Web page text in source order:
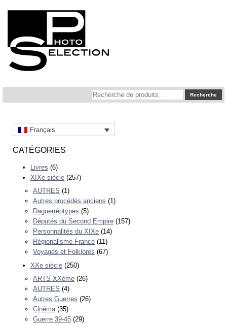
Recherche
pour :
Recherche
Français
CATÉGORIES
Livres (6)
XIXe siècle (257)
AUTRES (1)
Autres procédés anciens (1)
Daguerréotypes (5)
Députés du Second Empire (157)
Personnalités du XIXe (14)
Régionalisme France (11)
Voyages et Folklores (67)
XXe siècle (250)
ARTS XXème (26)
AUTRES (4)
Autres Guerres (26)
Cinéma (35)
Guerre 39-45 (29)